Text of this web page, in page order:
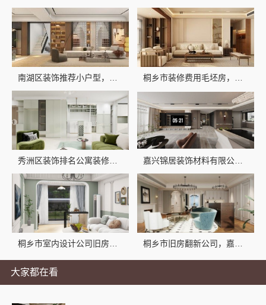
南湖区装饰推荐小户型，嘉兴锦居装饰材料有限公司 桐乡市装修费用毛坯房，嘉兴锦居装饰材料有限公司预算清晰吗
秀洲区装饰排名公寓装修，嘉兴锦居装饰材料有限公司值得选 嘉兴锦居装饰材料有限公司，桐乡环保设计口碑佳
桐乡市室内设计公司旧房翻新嘉兴锦居装饰材料有限公司 桐乡市旧房翻新公司，嘉兴锦居装饰材料有限公司口碑好
大家都在看